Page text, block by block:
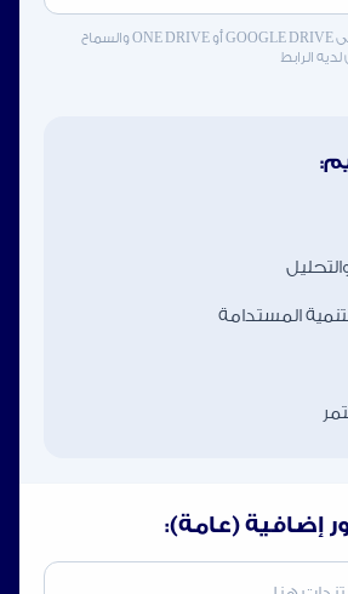
*** يرجى رفع المرفقات على GOOGLE DRIVE أو ONE DRIVE والسماح
الرابط
المستدامة
إضافية (عامة):